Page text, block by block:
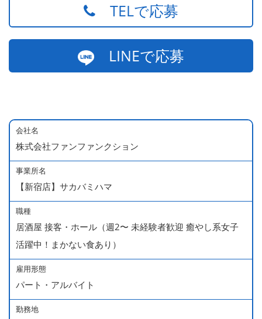
TELで応募
LINEで応募
会社名
株式会社ファンファンクション
事業所名
【新宿店】サカバミハマ
職種
居酒屋 接客・ホール（週2〜 未経験者歓迎 癒やし系女子
活躍中！まかない食あり）
雇用形態
パート・アルバイト
勤務地